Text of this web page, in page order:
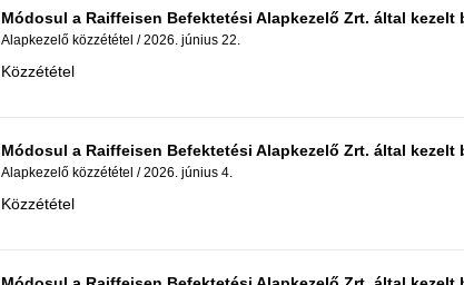
Módosul a Raiffeisen Befektetési Alapkezelő Zrt. által
Alapkezelő közzététel 2026. június 22.
Közzététel
Módosul a Raiffeisen Befektetési Alapkezelő Zrt. által
Alapkezelő közzététel 2026. június 4.
Közzététel